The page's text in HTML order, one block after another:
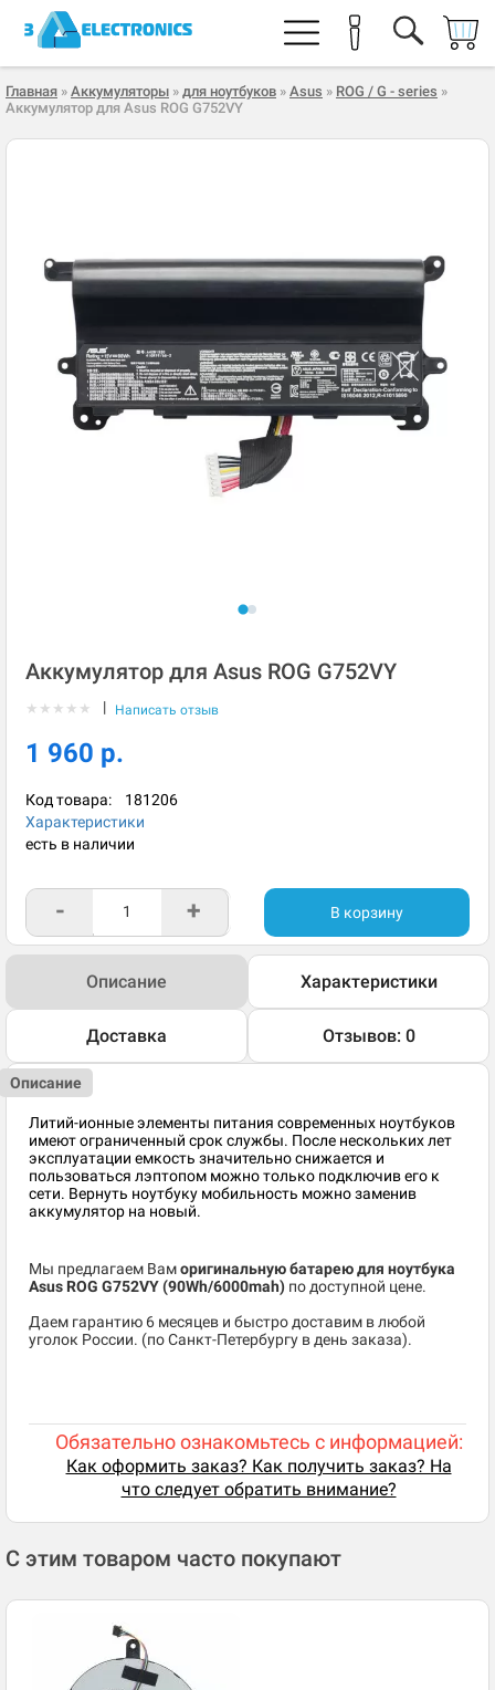
Главная » Аккумуляторы » для ноутбуков » Asus » ROG / G - series »
Аккумулятор для Asus ROG G752VY
Аккумулятор для Asus ROG G752VY
★ ★ ★ ★ ★ | Написать отзыв
1 960 р.
Код товара: 181206
Характеристики
есть в наличии
- + В корзину
Описание Характеристики
Доставка Отзывов: 0
Описание
Литий-ионные элементы питания современных ноутбуков
имеют ограниченный срок службы. После нескольких лет
эксплуатации емкость значительно снижается и
пользоваться лэптопом можно только подключив его к
сети. Вернуть ноутбуку мобильность можно заменив
аккумулятор на новый.
Мы предлагаем Ваморигинальную батарею для ноутбука
Asus ROG G752VY (90Wh/6000mah) по доступной цене.
Даем гарантию 6 месяцев и быстро доставим в любой
уголок России. (по Санкт-Петербургу в день заказа).
Обязательно ознакомьтесь с информацией:
Как оформить заказ? Как получить заказ? На
что следует обратить внимание?
С этим товаром часто покупают